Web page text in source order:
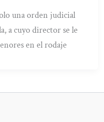
una orden judicial
a cuyo director se le
en el rodaje